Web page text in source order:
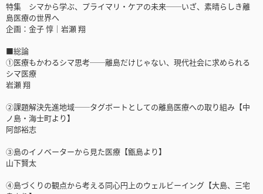
特集 シマから学ぶ、プライマリ・ケアの未来──いざ、素晴らしき離
島医療の世界へ
企画：金子 惇｜岩瀬 翔
■総論
①医療もかわるシマ思考──離島だけじゃない、現代社会に求められる
シマ医療
岩瀬 翔
②課題解決先進地域──タグボートとしての離島医療への取り組み【中
ノ島・海士町より】
阿部裕志
③島のイノベーターから見た医療【甑島より】
山下賢太
④島づくりの観点から考える同心円上のウェルビーイング【大島、三宅